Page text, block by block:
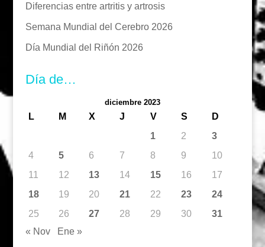
Diferencias entre artritis y artrosis
Semana Mundial del Cerebro 2026
Día Mundial del Riñón 2026
Día de…
diciembre 2023
L M X J V S
D
1
2
3
4
5 6 7 8 9
10
11
12 13 14 15 16
17
18
19 20 21 22 23
24
25
26 27 28 29 30
31
« Nov
Ene »